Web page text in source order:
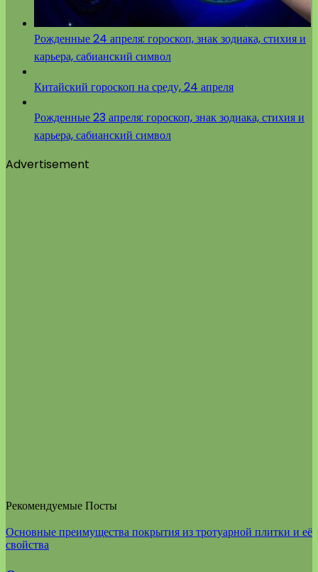
Рожденные 24 апреля: гороскоп, знак зодиака, стихия и
карьера, сабианский символ
Китайский гороскоп на среду, 24 апреля
Рожденные 23 апреля: гороскоп, знак зодиака, стихия и
карьера, сабианский символ
Advertisement
Рекомендуемые Посты
Основные преимущества покрытия из тротуарной плитки и её
свойства